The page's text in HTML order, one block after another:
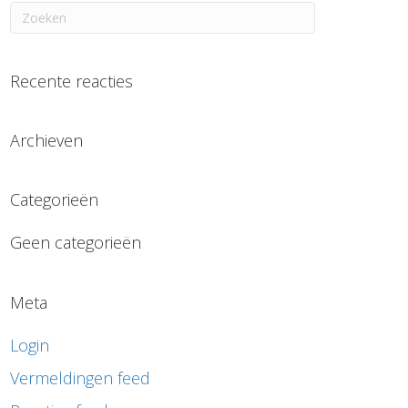
Recente reacties
Archieven
Categorieën
Geen categorieën
Meta
Login
Vermeldingen feed